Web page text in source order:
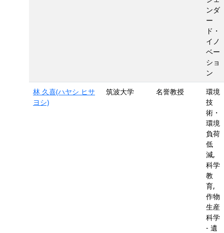
ンダ
ー
ド・
イノ
ベー
ショ
ン
林 久喜(ハヤシ ヒサ
ヨシ)
筑波大学 名誉教授
環境
技
術・
環境
負荷
低
減,
科学
教
育,
作物
生産
科学
- 遺